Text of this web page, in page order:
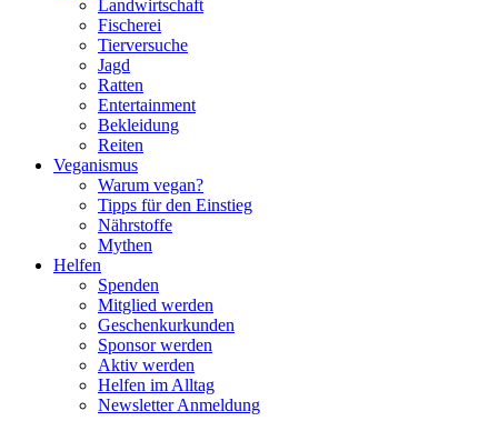
Landwirtschaft
Fischerei
Tierversuche
Jagd
Ratten
Entertainment
Bekleidung
Reiten
Veganismus
Warum vegan?
Tipps für den Einstieg
Nährstoffe
Mythen
Helfen
Spenden
Mitglied werden
Geschenkurkunden
Sponsor werden
Aktiv werden
Helfen im Alltag
Newsletter Anmeldung